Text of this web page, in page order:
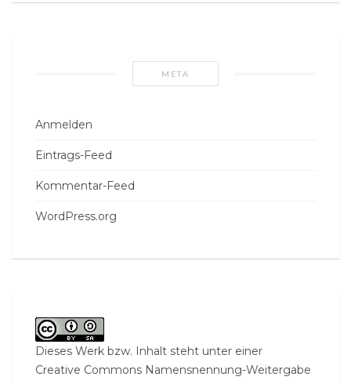
META
Anmelden
Eintrags-Feed
Kommentar-Feed
WordPress.org
Dieses Werk bzw. Inhalt steht unter einer
Creative Commons Namensnennung-Weitergabe